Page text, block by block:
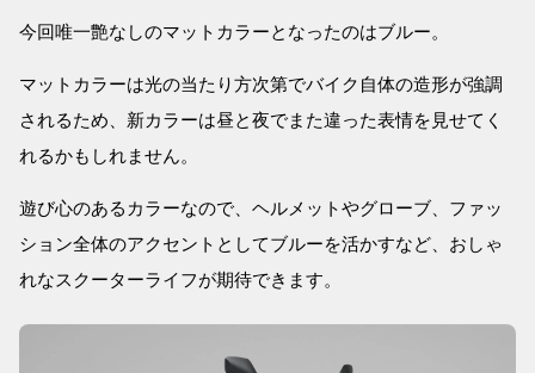
今回唯一艶なしのマットカラーとなったのはブルー。
マットカラーは光の当たり方次第でバイク自体の造形が強調
されるため、新カラーは昼と夜でまた違った表情を見せてく
れるかもしれません。
遊び心のあるカラーなので、ヘルメットやグローブ、ファッ
ション全体のアクセントとしてブルーを活かすなど、おしゃ
れなスクーターライフが期待できます。